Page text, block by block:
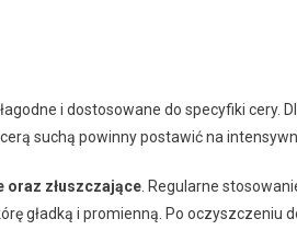
i dostosowane do specyfiki cery.
suchą powinny postawić na
oraz złuszczające . Regularne
gładką i promienną. Po oczyszczeniu